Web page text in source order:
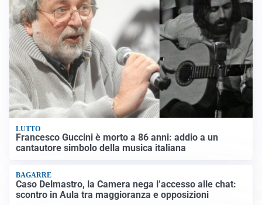
LUTTO
Francesco Guccini è morto a 86 anni: addio a un
cantautore simbolo della musica italiana
BAGARRE
Caso Delmastro, la Camera nega l’accesso alle chat:
scontro in Aula tra maggioranza e opposizioni